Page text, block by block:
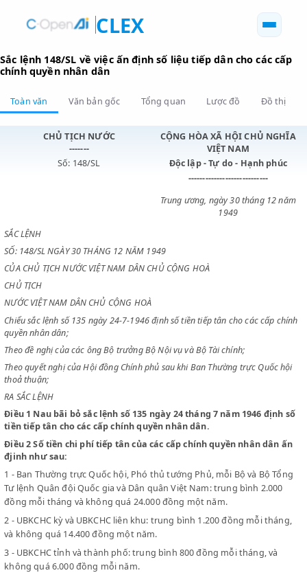
CLEX
Sắc lệnh 148/SL về việc ấn định số liệu tiếp dân cho các
chính quyền nhân dân
Toàn văn
CHỦ TỊCH NƯỚC
-------
CỘNG HÒA XÃ HỘI CHỦ
VIỆT NAM
Độc lập - Tự do - Hạnh
----------------------------
SẮC LỆNH
SỐ: 148/SL NGÀY 30 THÁNG 12 NĂM 1949
CỦA CHỦ TỊCH NƯỚC VIỆT NAM DÂN CHỦ CỘNG HOÀ
CHỦ TỊCH
NƯỚC VIỆT NAM DÂN CHỦ CỘNG HOÀ
Chiểu sắc lệnh số 135 ngày 24-7-1946 định số tiền tiếp tân cho các
quyền nhân dân;
Theo đề nghị của các ông Bộ trưởng Bộ Nội vụ và Bộ Tài chính;
Theo quyết nghị của Hội đồng Chính phủ sau khi Ban Thường trực
thoả thuận;
RA SẮC LỆNH
Điều 1Nau bãi bỏ sắc lệnh số 135 ngày 24 tháng 7 năm 1946
tiền tiếp tân cho các cấp chính quyền nhân dân.
Điều 2 Số tiền chi phí tiếp tân của các cấp chính quyền nhân
đjinh như sau:
1 - Ban Thường trực Quốc hội, Phó thủ tướng Phủ, mỗi Bộ và Bộ
Tư lệnh Quân đội Quốc gia và Dân quân Việt Nam: trung bình
đồng mỗi tháng và không quá 24.000 đồng một năm.